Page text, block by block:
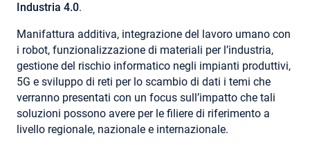
Industria 4.0.
Manifattura additiva, integrazione del lavoro umano con
i robot, funzionalizzazione di materiali per l’industria,
gestione del rischio informatico negli impianti produttivi,
5G e sviluppo di reti per lo scambio di dati i temi che
verranno presentati con un focus sull’impatto che tali
soluzioni possono avere per le filiere di riferimento a
livello regionale, nazionale e internazionale.